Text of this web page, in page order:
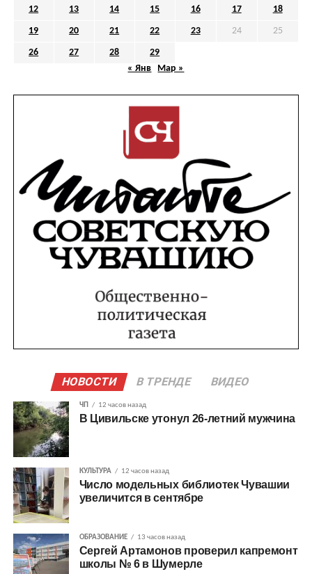
12 13 14 15 16 17 18
19 20 21 22 23 24 25
26 27 28
29
« Янв
Мар »
НОВОСТИ В ТРЕНДЕ ВИДЕО
ЧП 12 часов назад
В Цивильске утонул 26-летний мужчина
КУЛЬТУРА 12 часов назад
Число модельных библиотек Чувашии
увеличится в сентябре
ОБРАЗОВАНИЕ 13 часов назад
Сергей Артамонов проверил капремонт
школы № 6 в Шумерле